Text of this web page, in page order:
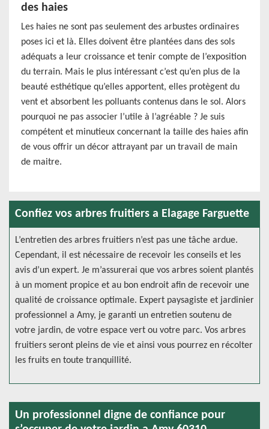
des haies
Les haies ne sont pas seulement des arbustes ordinaires
poses ici et là. Elles doivent être plantées dans des sols
adéquats a leur croissance et tenir compte de l’exposition
du terrain. Mais le plus intéressant c’est qu’en plus de la
beauté esthétique qu’elles apportent, elles protègent du
vent et absorbent les polluants contenus dans le sol. Alors
pourquoi ne pas associer l’utile à l’agréable ? Je suis
compétent et minutieux concernant la taille des haies afin
de vous offrir un décor attrayant par un travail de main
de maitre.
Confiez vos arbres fruitiers a Elagage Farguette
L’entretien des arbres fruitiers n’est pas une tâche ardue.
Cependant, il est nécessaire de recevoir les conseils et les
avis d’un expert. Je m’assurerai que vos arbres soient plantés
à un moment propice et au bon endroit afin de recevoir une
qualité de croissance optimale. Expert paysagiste et jardinier
professionnel a Amy, je garanti un entretien soutenu de
votre jardin, de votre espace vert ou votre parc. Vos arbres
fruitiers seront pleins de vie et ainsi vous pourrez en récolter
les fruits en toute tranquillité.
Un professionnel digne de confiance pour